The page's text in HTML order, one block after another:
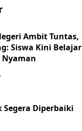
Ambit Tuntas,
Siswa Kini Belajar
Nyaman
Segera Diperbaiki